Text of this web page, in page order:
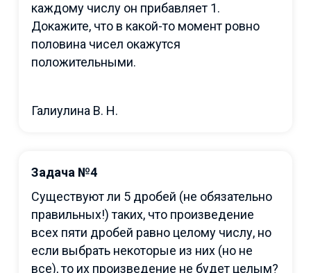
каждому числу он прибавляет 1.
Докажите, что в какой-то момент ровно
половина чисел окажутся
положительными.
Галиулина В. Н.
Задача №4
Существуют ли 5 дробей (не обязательно
правильных!) таких, что произведение
всех пяти дробей равно целому числу, но
если выбрать некоторые из них (но не
все), то их произведение не будет целым?